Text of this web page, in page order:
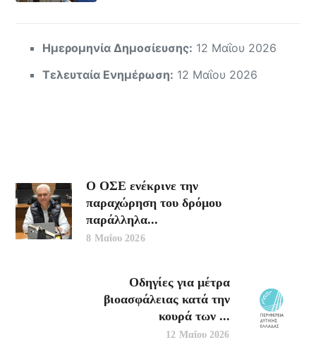
Ημερομηνία Δημοσίευσης: 12 Μαΐου 2026
Τελευταία Ενημέρωση: 12 Μαΐου 2026
Ο ΟΣΕ ενέκρινε την
παραχώρηση του δρόμου
παράλληλα...
8 Μαΐου 2026
Οδηγίες για μέτρα
βιοασφάλειας κατά την
κουρά των ...
12 Μαΐου 2026